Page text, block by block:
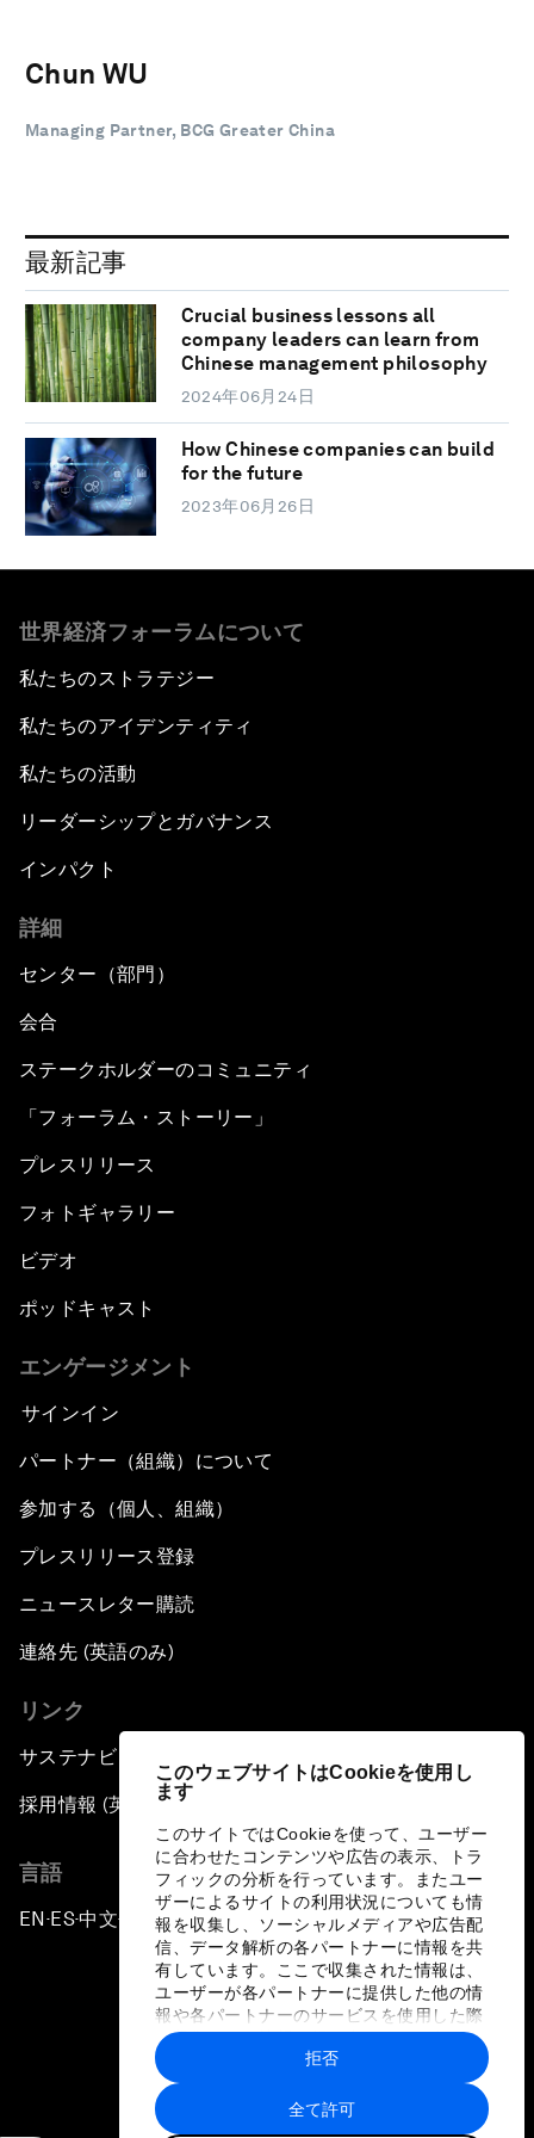
このウェブサイトはCookieを使用し
ます
このサイトではCookieを使って、ユーザー
に合わせたコンテンツや広告の表示、トラ
フィックの分析を行っています。またユー
ザーによるサイトの利用状況についても情
報を収集し、ソーシャルメディアや広告配
信、データ解析の各パートナーに情報を共
有しています。ここで収集された情報は、
ユーザーが各パートナーに提供した他の情
報や各パートナーのサービスを使用した際
に収集された情報と組み合わされ、各パー
トナーによって使用されることがありま
す。
全て許可
拒否
Chun WU
Managing Partner, BCG Greater China
最新記事
Crucial business lessons all
company leaders can learn from
Chinese management philosophy
2024年06月24日
How Chinese companies can build
for the future
2023年06月26日
世界経済フォーラムについて
私たちのストラテジー
私たちのアイデンティティ
私たちの活動
リーダーシップとガバナンス
インパクト
詳細
センター（部門）
会合
ステークホルダーのコミュニティ
「フォーラム・ストーリー」
プレスリリース
フォトギャラリー
ビデオ
ポッドキャスト
エンゲージメント
サインイン
パートナー（組織）について
参加する（個人、組織）
プレスリリース登録
ニュースレター購読
連絡先 (英語のみ)
リンク
サステナビリティへの取り組み
採用情報 (英語のみ)
言語
EN ▪ES▪中文▪ 日本語
プライバシーポリシーと利用規約
サイトマップ